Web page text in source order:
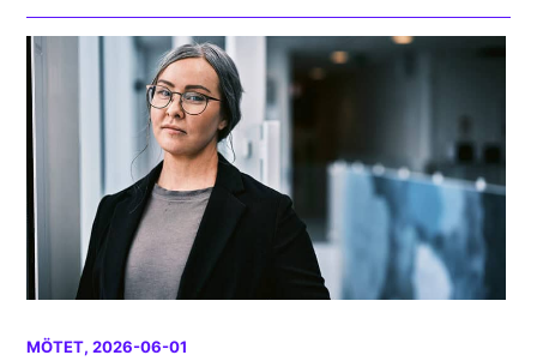
MÖTET, 2026-06-01